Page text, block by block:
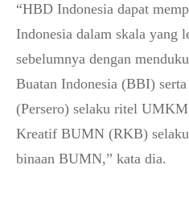
“HBD Indonesia dapat
Indonesia dalam skala yang
sebelumnya dengan
Buatan Indonesia (BBI)
(Persero) selaku ritel
Kreatif BUMN (RKB)
binaan BUMN,” kata dia.